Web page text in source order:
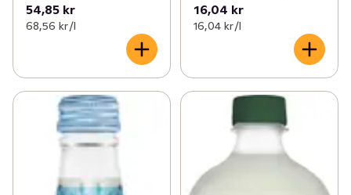
54,85 kr
68,56 kr /l
16,04 kr
16,04 kr /l